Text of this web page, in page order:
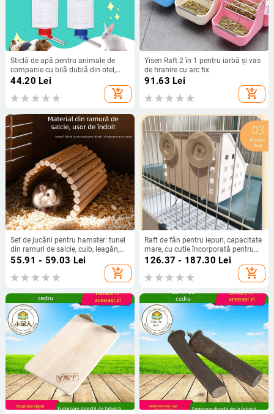
Sticlă de apă pentru animale de
companie cu bilă dublă din oțel,
1000 ml, plastic + oțel inoxidabil,
44.20 Lei
add_shopping_cart
Yisen Raft 2 în 1 pentru iarbă și vas
de hranire cu arc fix
91.63 Lei
add_shopping_cart
Set de jucării pentru hamster: tunel
din ramuri de salcie, cuib, leagăn,
hamac, scară și gard; pentru
Totoro; origine Zhejiang; brand Pet
taro
55.91 - 59.03 Lei
add_shopping_cart
Raft de fân pentru iepuri, capacitate
mare, cu cutie încorporată pentru
purcei de Guineea
126.37 - 187.30 Lei
add_shopping_cart